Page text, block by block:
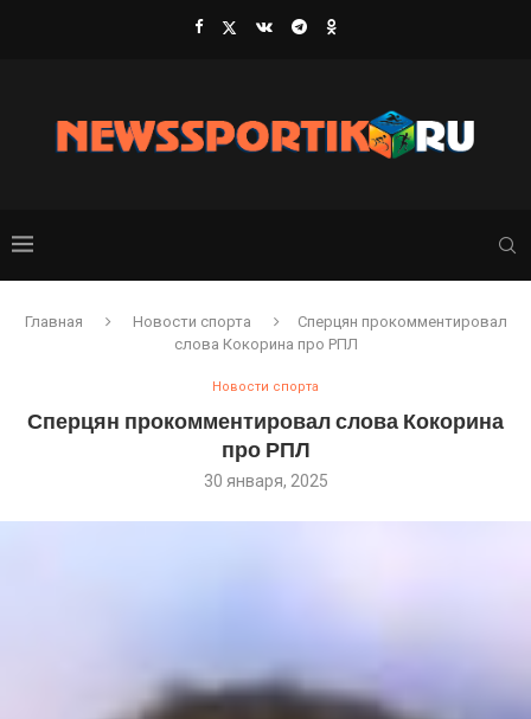
Главная Новости спорта
Сперцян прокомментировал
слова Кокорина про РПЛ
Новости спорта
Сперцян прокомментировал слова Кокорина
про РПЛ
30 января, 2025